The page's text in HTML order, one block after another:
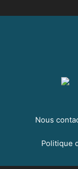
Nous
Politique